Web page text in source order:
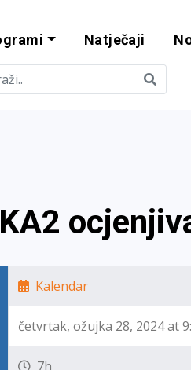
za
Natječaji
Kalendar
četvrtak, ožujka 28, 2024 at
7h